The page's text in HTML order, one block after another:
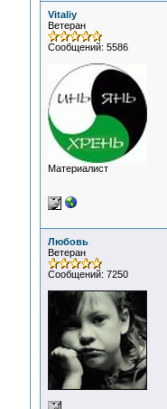
Vitaliy
Ветеран
Сообщений: 5586
Материалист
Любовь
Ветеран
Сообщений: 7250